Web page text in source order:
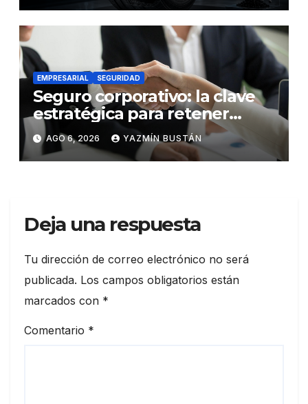
EMPRESARIAL SEGURIDAD
Seguro corporativo: la clave
estratégica para retener
talento en Ecuador
AGO 6, 2026 YAZMÍN BUSTÁN
Deja una respuesta
Tu dirección de correo electrónico no será
publicada. Los campos obligatorios están
marcados con *
Comentario *